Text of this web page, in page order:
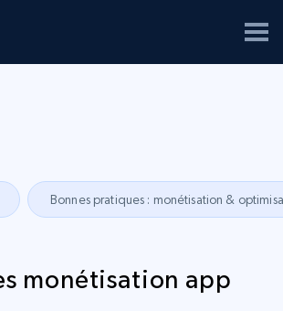
Bonnes pratiques : monétisation &
monétisation app